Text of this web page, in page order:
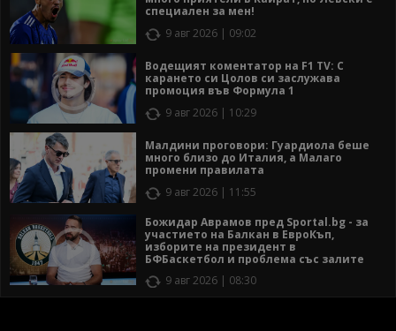
специален за мен!
9 авг 2026 | 09:02
Водещият коментатор на F1 TV: С
карането си Цолов си заслужава
промоция във Формула 1
9 авг 2026 | 10:29
Малдини проговори: Гуардиола беше
много близо до Италия, а Малаго
промени правилата
9 авг 2026 | 11:55
Божидар Аврамов пред Sportal.bg - за
участието на Балкан в ЕвроКъп,
изборите на президент в
БФБаскетбол и проблема със залите
9 авг 2026 | 08:30